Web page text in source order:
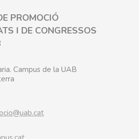
PROMOCIÓ
I DE CONGRESSOS
Campus de la UAB